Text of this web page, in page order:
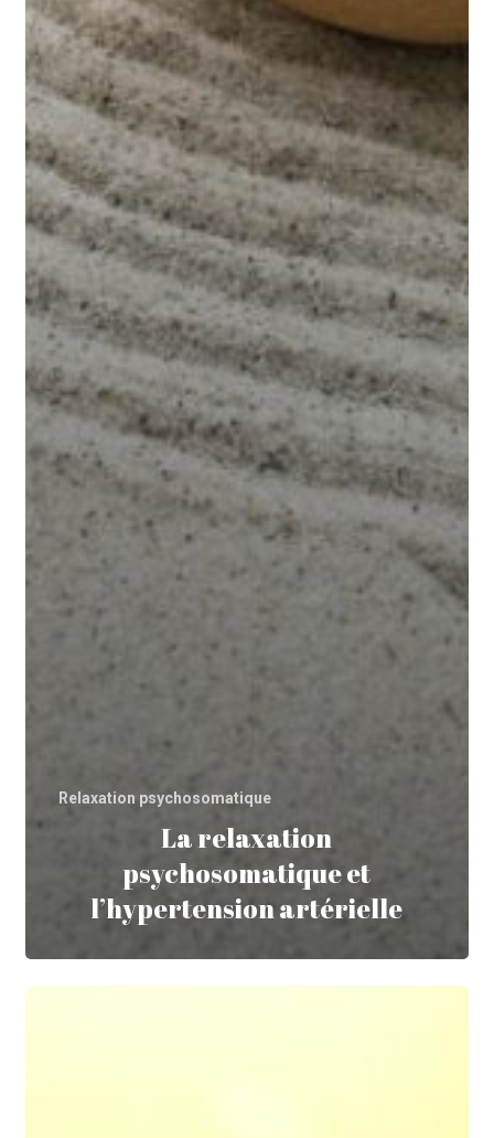
Relaxation psychosomatique
La relaxation
psychosomatique et
l’hypertension artérielle